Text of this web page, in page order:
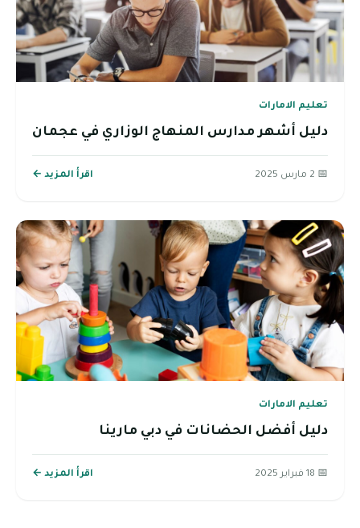
تعليم الامارات
دليل أشهر مدارس المنهاج الوزاري في عجمان
📅 2 مارس 2025 اقرأ المزيد ←
تعليم الامارات
دليل أفضل الحضانات في دبي مارينا
📅 18 فبراير 2025 اقرأ المزيد ←